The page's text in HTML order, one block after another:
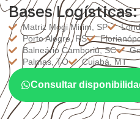
Bases Logísticas:
Matriz Mogi Mirim, SP
Porto Alegre, RS
Balneário Camboriú, SC
Palmas, TO
Cuiabá, MT
Consultar